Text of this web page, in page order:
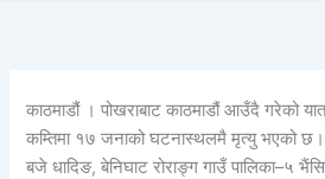
काठमाडौं । पोखराबाट काठमाडौं आउँदै गरेको
कम्तिमा १७ जनाको घटनास्थलमै मृत्यु भएको छ।
बजे धादिङ, बेनिघाट रोराङ्ग गाउँ पालिका–५